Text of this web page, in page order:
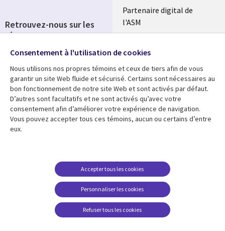
Partenaire digital de
l'ASM
Fusions
Ressources
Library
Links
Articles
Blog
Support
Legal
Accessibilité
conditions juridiques
FAQ Carrières
Centre de gestion des
témoins
Retrouvez-nous sur les
réseaux
Social
Media
FRANCE
Consentement à l'utilisation de cookies
Nous utilisons nos propres témoins et ceux de tiers afin de vous
garantir un site Web fluide et sécurisé. Certains sont nécessaires au
bon fonctionnement de notre site Web et sont activés par défaut.
D’autres sont facultatifs et ne sont activés qu’avec votre
consentement afin d’améliorer votre expérience de navigation.
Vous pouvez accepter tous ces témoins, aucun ou certains d’entre
eux.
Personnaliser les cookies
Accepter tous les cookies
Refuser tous les cookies